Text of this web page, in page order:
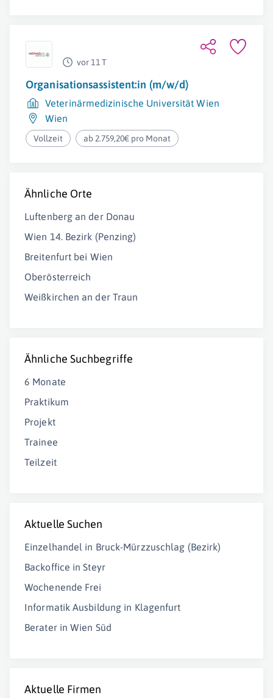
vor 11 T
Organisationsassistent:in (m/w/d)
Veterinärmedizinische Universität Wien
Wien
Vollzeit ab 2.759,20€ pro Monat
Ähnliche Orte
Luftenberg an der Donau
Wien 14. Bezirk (Penzing)
Breitenfurt bei Wien
Oberösterreich
Weißkirchen an der Traun
Ähnliche Suchbegriffe
6 Monate
Praktikum
Projekt
Trainee
Teilzeit
Aktuelle Suchen
Einzelhandel in Bruck-Mürzzuschlag (Bezirk)
Backoffice in Steyr
Wochenende Frei
Informatik Ausbildung in Klagenfurt
Berater in Wien Süd
Aktuelle Firmen